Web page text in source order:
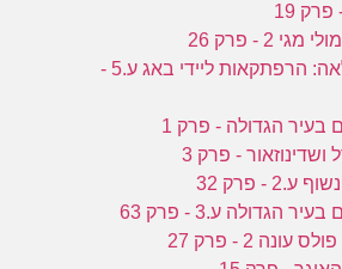
07:10 - המופלאה: הרפתקאות ליידי באג ע.5 -